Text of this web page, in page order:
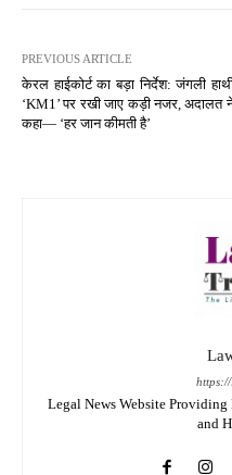
PREVIOUS ARTICLE
केरल हाईकोर्ट का बड़ा निर्देश: जंगली
‘KM1’ पर रखी जाए कड़ी नजर, अदालत
कहा— ‘हर जान कीमती है’
Legal News Website Providing
and